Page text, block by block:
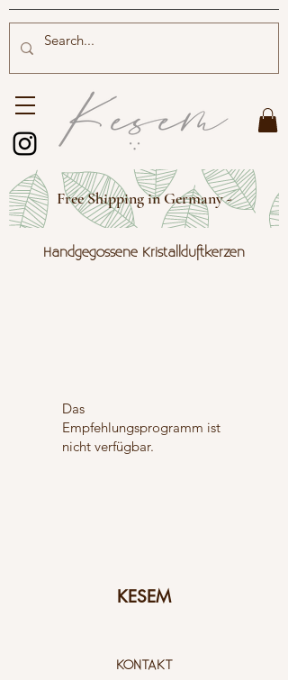
Handgegossene Kristallduftkerzen
Free Shipping in Germany -
Das
Empfehlungsprogramm ist
nicht verfügbar.
KESEM
KONTAKT